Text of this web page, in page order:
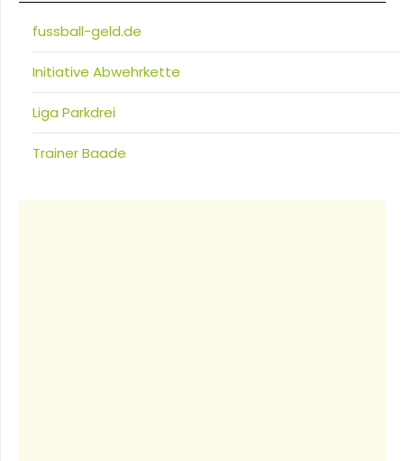
fussball-geld.de
Initiative Abwehrkette
Liga Parkdrei
Trainer Baade